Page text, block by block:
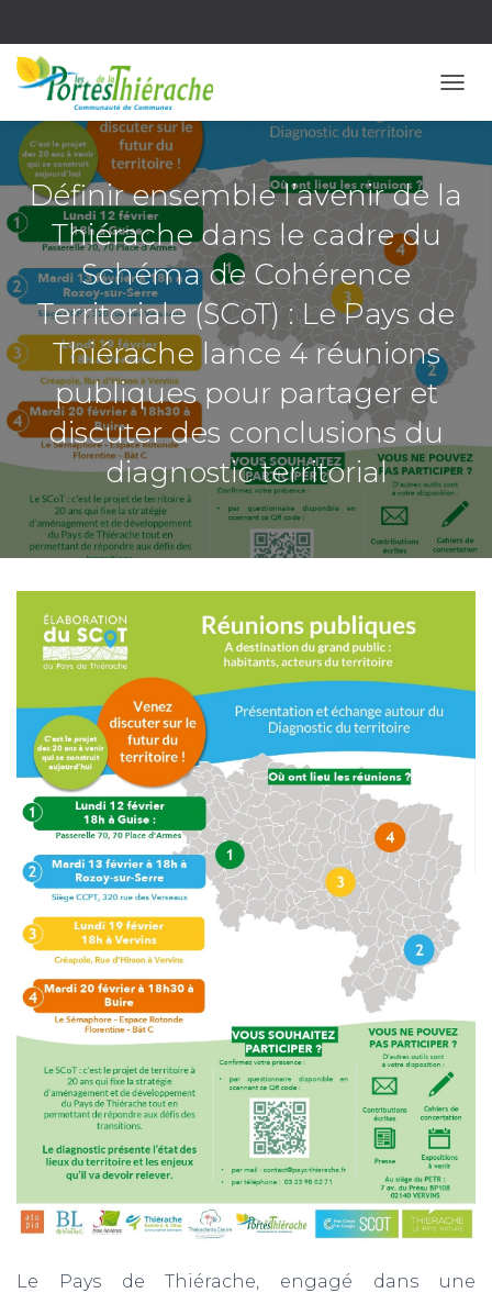
Définir ensemble l’avenir de la
Thiérache dans le cadre du
Schéma de Cohérence
Territoriale (SCoT) : Le Pays de
Thiérache lance 4 réunions
publiques pour partager et
discuter des conclusions du
diagnostic territorial
Le Pays de Thiérache, engagé dans une